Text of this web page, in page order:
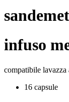
infuso
compatibile lavazza
16 capsule